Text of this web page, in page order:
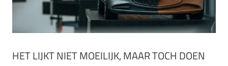
HET LIJKT NIET MOEILIJK, MAAR TOCH DOEN